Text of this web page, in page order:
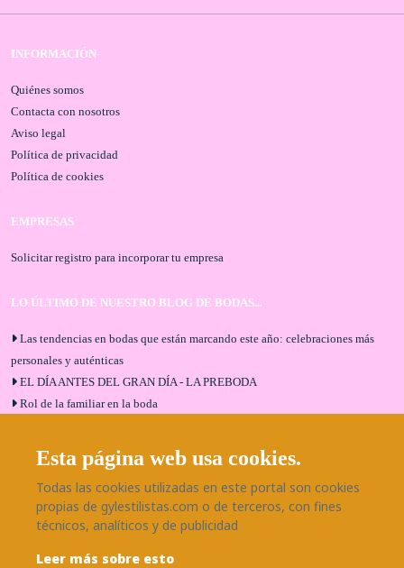
INFORMACIÓN
Quiénes somos
Contacta con nosotros
Aviso legal
Política de privacidad
Política de cookies
EMPRESAS
Solicitar registro para incorporar tu empresa
LO ÚLTIMO DE NUESTRO BLOG DE BODAS...
Las tendencias en bodas que están marcando este año: celebraciones más
personales y auténticas
EL DÍA ANTES DEL GRAN DÍA - LA PREBODA
Rol de la familiar en la boda
Bodas en Alhaurín de la Torre: entrevista exclusiva con Bodaeventos
Málaga
¿Cómo será tu boda?
Blog de bodas
SÍGUENOS EN NUESTRAS REDES
Esta página web usa cookies.
Todas las cookies utilizadas en este portal son cookies
propias de gylestilistas.com o de terceros, con fines
técnicos, analíticos y de publicidad
Leer más sobre esto